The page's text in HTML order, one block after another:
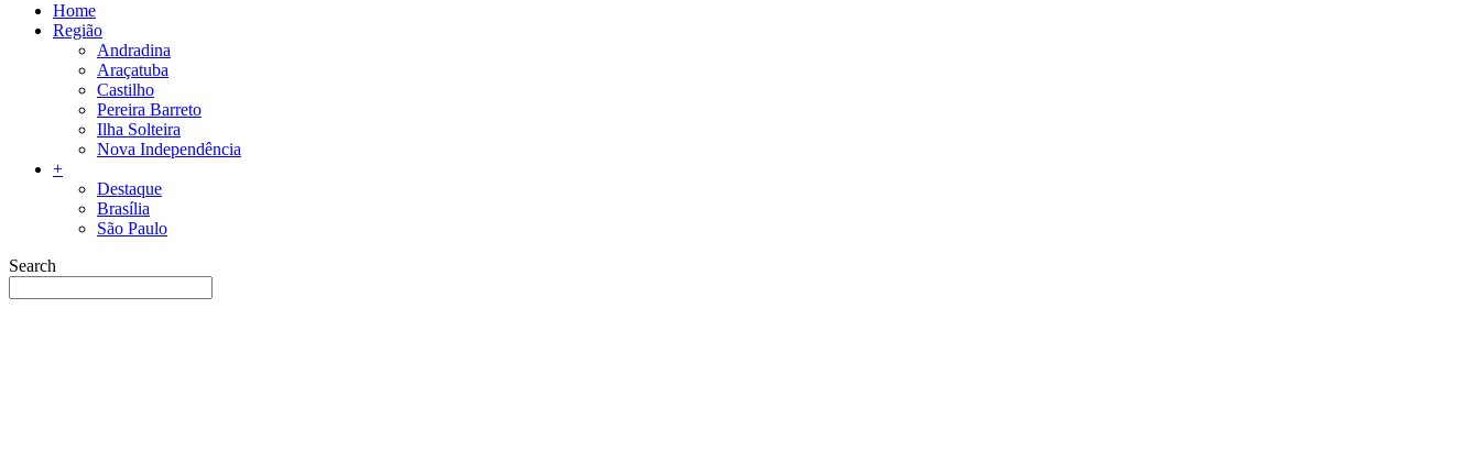
Home
Região
Andradina
Araçatuba
Castilho
Pereira Barreto
Ilha Solteira
Nova Independência
+
Destaque
Brasília
São Paulo
Search